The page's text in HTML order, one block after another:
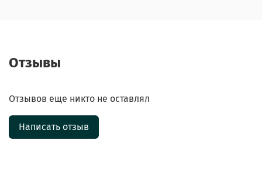
Отзывы
Отзывов еще никто не оставлял
Написать отзыв